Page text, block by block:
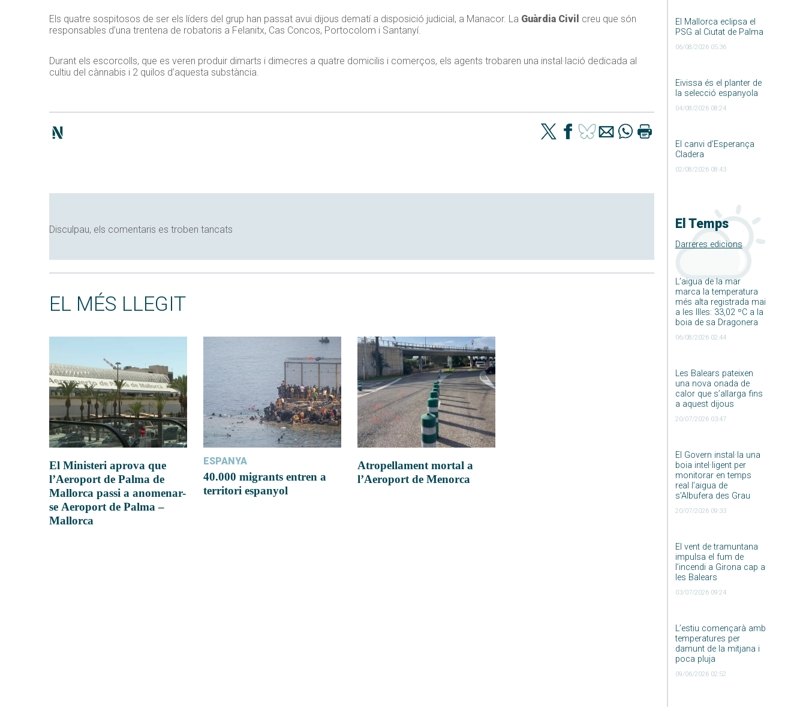
El Mallorca eclipsa el
PSG al Ciutat de Palma
06/08/2026 05:36
Eivissa és el planter de
la selecció espanyola
04/08/2026 08:24
El canvi d’Esperança
Cladera
02/08/2026 08:43
El Temps
Darreres edicions
L’aigua de la mar
marca la temperatura
més alta registrada mai
a les Illes: 33,02 ºC a la
boia de sa Dragonera
06/08/2026 02:44
Les Balears pateixen
una nova onada de
calor que s’allarga fins
a aquest dijous
20/07/2026 03:47
El Govern instal·la una
boia intel·ligent per
monitorar en temps
real l’aigua de
s’Albufera des Grau
20/07/2026 09:33
El vent de tramuntana
impulsa el fum de
l’incendi a Girona cap a
les Balears
03/07/2026 09:24
L’estiu començarà amb
temperatures per
damunt de la mitjana i
poca pluja
09/06/2026 02:52
Els quatre sospitosos de ser els líders del grup han passat avui dijous dematí a disposició judicial, a Manacor. La Guàrdia Civil creu que són
responsables d’una trentena de robatoris a Felanitx, Cas Concos, Portocolom i Santanyí.
Durant els escorcolls, que es veren produir dimarts i dimecres a quatre domicilis i comerços, els agents trobaren una instal·lació dedicada al
cultiu del cànnabis i 2 quilos d’aquesta substància.
Disculpau, els comentaris es troben tancats
EL MÉS LLEGIT
El Ministeri aprova que
l’Aeroport de Palma de
Mallorca passi a anomenar-
se Aeroport de Palma –
Mallorca
ESPANYA
40.000 migrants entren a
territori espanyol
Atropellament mortal a
l’Aeroport de Menorca